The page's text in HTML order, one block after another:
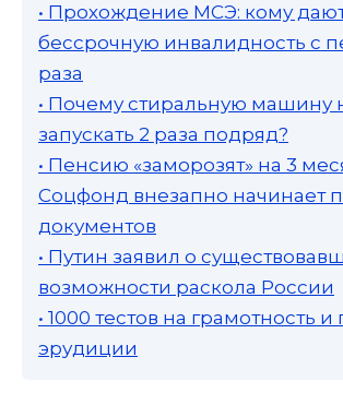
• Прохождение МСЭ: кому
бессрочную инвалидность с
раза
• Почему стиральную машину
запускать 2 раза подряд?
• Пенсию «заморозят» на 3
Соцфонд внезапно начинает
документов
• Путин заявил о
возможности раскола России
• 1000 тестов на грамотность
эрудиции